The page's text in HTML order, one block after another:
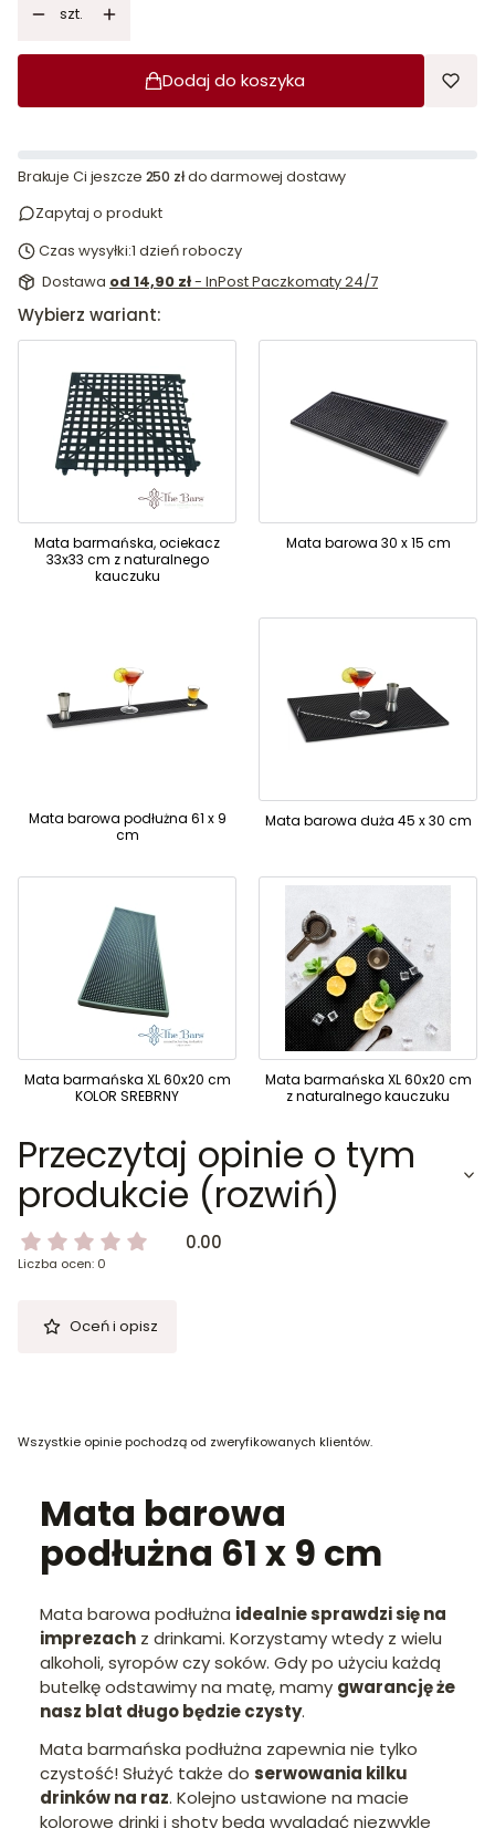
szt.
Dodaj do koszyka
Brakuje Ci jeszcze 250 złdo darmowej dostawy
Zapytaj o produkt
Czas wysyłki:1 dzień roboczy
Dostawa od 14,90 zł- InPost Paczkomaty 24/7
Wybierz wariant:
Mata barmańska, ociekacz
33x33 cm z naturalnego
kauczuku
Mata barowa 30 x 15 cm
Mata barowa podłużna 61 x 9
cm
Mata barowa duża 45 x 30 cm
Mata barmańska XL 60x20 cm
KOLOR SREBRNY
Mata barmańska XL 60x20 cm
z naturalnego kauczuku
Przeczytaj opinie o tym
produkcie (rozwiń)
0.00
Liczba ocen: 0
Oceń i opisz
Wszystkie opinie pochodzą od zweryfikowanych klientów.
Mata barowa
podłużna 61 x 9 cm
Mata barowa podłużna idealnie sprawdzi się na
imprezach z drinkami. Korzystamy wtedy z wielu
alkoholi, syropów czy soków. Gdy po użyciu każdą
butelkę odstawimy na matę, mamy gwarancję że
nasz blat długo będzie czysty.
Mata barmańska podłużna zapewnia nie tylko
czystość! Służyć także do serwowania kilku
drinków na raz. Kolejno ustawione na macie
kolorowe drinki i shoty będą wyglądać niezwykle